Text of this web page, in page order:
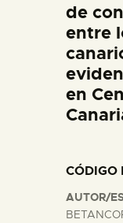
de
entre
en
CÓDIGO
AUTOR/